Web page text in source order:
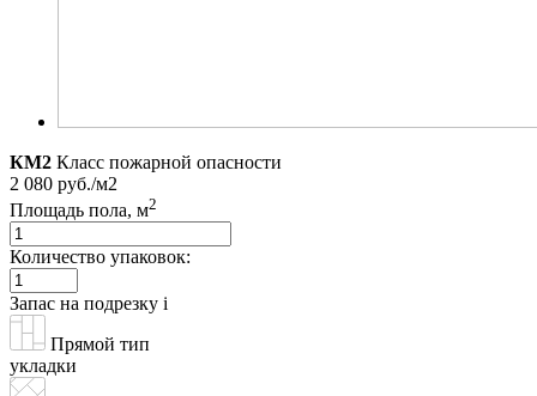
КМ2 Класс пожарной опасности
2 080 руб./м2
Площадь пола, м2
Количество упаковок:
Запас на подрезку i
Прямой тип
укладки